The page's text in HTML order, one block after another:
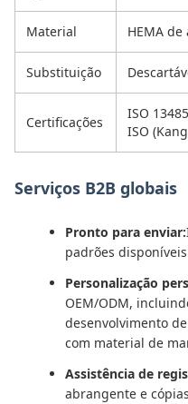
Material HEMA
Substituição
Certificações
ISO
ISO
Serviços B2B globais
Pronto para enviar:
padrões
Personalização
OEM/ODM,
desenvolvimento
com material de
Assistência de
abrangente e